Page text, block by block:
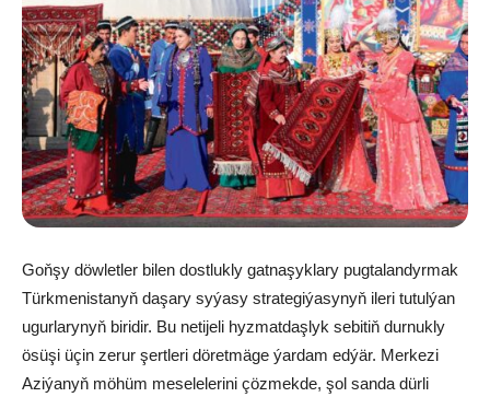
Goň­şy döw­let­ler bi­len dost­luk­ly gat­na­şyk­la­ry pug­ta­lan­dyr­mak
Türk­me­nis­ta­nyň da­şa­ry sy­ýa­sy stra­te­gi­ýa­sy­nyň ile­ri tu­tul­ýan
ugur­la­ry­nyň bi­ri­dir. Bu ne­ti­je­li hyz­mat­daş­lyk se­bi­tiň dur­nuk­ly
ösü­şi üçin ze­rur şert­le­ri dö­ret­mä­ge ýar­dam ed­ýär. Mer­ke­zi
Azi­ýa­nyň mö­hüm me­se­le­le­ri­ni çöz­mek­de, şol san­da dür­li